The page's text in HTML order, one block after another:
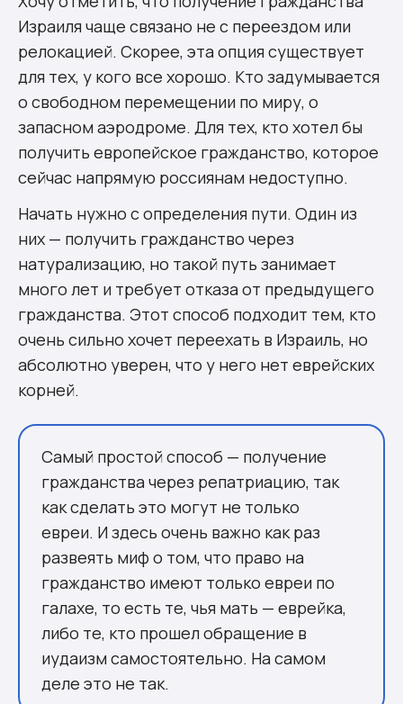
Израиля чаще связано не с переездом или
релокацией. Скорее, эта опция существует
для тех, у кого все хорошо. Кто задумывается
о свободном перемещении по миру, о
запасном аэродроме. Для тех, кто хотел бы
получить европейское гражданство, которое
сейчас напрямую россиянам недоступно.
Начать нужно с определения пути. Один из
них — получить гражданство через
натурализацию, но такой путь занимает
много лет и требует отказа от предыдущего
гражданства. Этот способ подходит тем, кто
очень сильно хочет переехать в Израиль, но
абсолютно уверен, что у него нет еврейских
корней.
Самый простой способ — получение
гражданства через репатриацию, так
как сделать это могут не только
евреи. И здесь очень важно как раз
развеять миф о том, что право на
гражданство имеют только евреи по
галахе, то есть те, чья мать — еврейка,
либо те, кто прошел обращение в
иудаизм самостоятельно. На самом
деле это не так.